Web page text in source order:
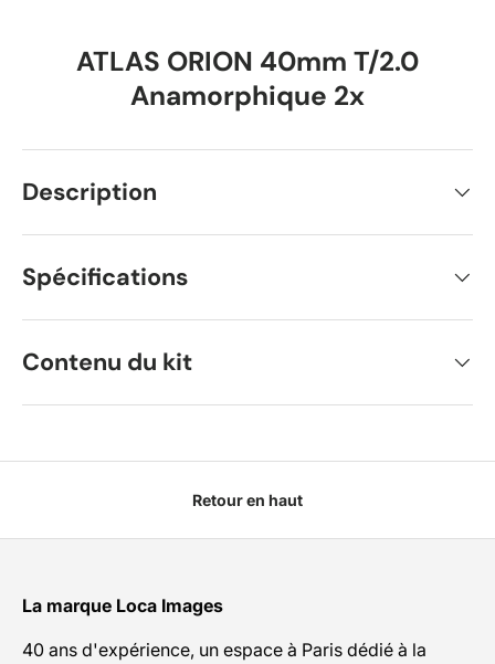
ATLAS ORION 40mm T/2.0
Anamorphique 2x
Description
Spécifications
Contenu du kit
Retour en haut
La marque Loca Images
40 ans d'expérience, un espace à Paris dédié à la